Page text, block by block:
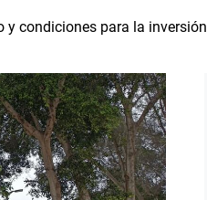
y condiciones para la inversión